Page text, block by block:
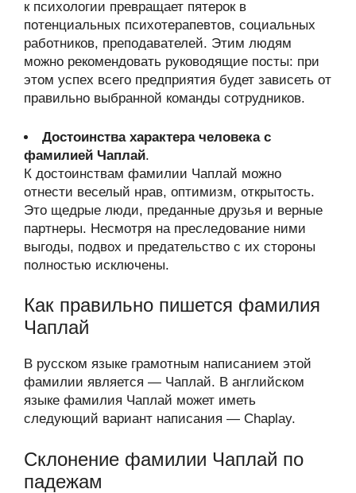
к психологии превращает пятерок в
потенциальных психотерапевтов, социальных
работников, преподавателей. Этим людям
можно рекомендовать руководящие посты: при
этом успех всего предприятия будет зависеть от
правильно выбранной команды сотрудников.
Достоинства характера человека с
фамилией Чаплай.
К достоинствам фамилии Чаплай можно
отнести веселый нрав, оптимизм, открытость.
Это щедрые люди, преданные друзья и верные
партнеры. Несмотря на преследование ними
выгоды, подвох и предательство с их стороны
полностью исключены.
Как правильно пишется фамилия
Чаплай
В русском языке грамотным написанием этой
фамилии является — Чаплай. В английском
языке фамилия Чаплай может иметь
следующий вариант написания — Chaplay.
Склонение фамилии Чаплай по
падежам